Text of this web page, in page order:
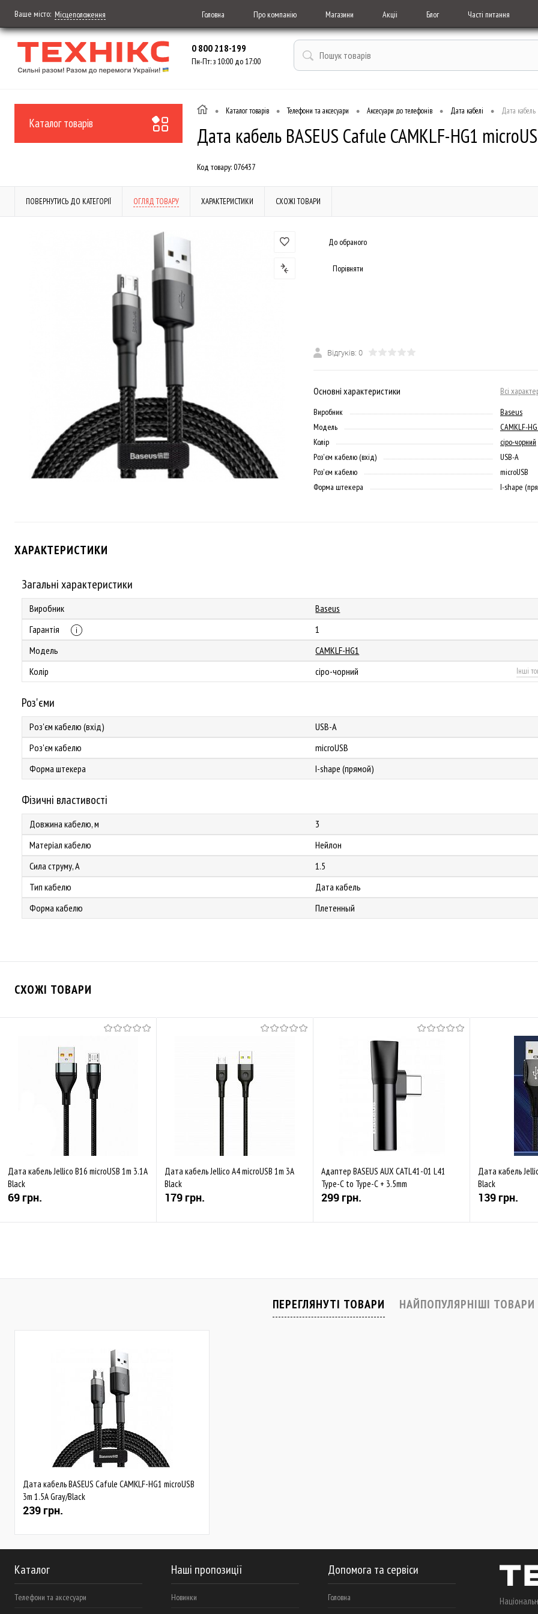
Ваше місто: Місцеположення Головна Про компанію Магазини Акціі Блог Часті питання
0 800 218-199
Пн-Пт: з 10:00 до 17:00
Каталог товарів
• Каталог товарів • Телефони та аксесуари • Аксесуари до телефонів • Дата кабелі • Дата
Дата кабель BASEUS Cafule CAMKLF-HG1
Код товару:076437
ПОВЕРНУТИСЬ ДО КАТЕГОРІЇ ОГЛЯД ТОВАРУ ХАРАКТЕРИСТИКИ СХОЖІ ТОВАРИ
До обраного
Порівняти
Відгуків: 0
Основні характеристики
Всі
Виробник
Baseus
Модель
CAMKLF-
Колір
сіро-чорний
Роз'єм кабелю (вхід)
USB-A
Роз'єм кабелю
microUSB
Форма штекера
I-shape
ХАРАКТЕРИСТИКИ
Загальні характеристики
Виробник
Baseus
Гарантія
1
Модель
CAMKLF-HG1
Колір
сіро-чорний Інші
Роз'єми
Роз'єм кабелю (вхід)
USB-A
Роз'єм кабелю
microUSB
Форма штекера
I-shape (прямой)
Фізичні властивості
Довжина кабелю, м
3
Матеріал кабелю
Нейлон
Сила струму, А
1.5
Тип кабелю
Дата кабель
Форма кабелю
Плетенный
СХОЖІ ТОВАРИ
Дата кабель Jellico B16 microUSB 1m 3.1A
Black
69 грн.
Дата кабель Jellico A4 microUSB 1m 3A
Black
179 грн.
Адаптер BASEUS AUX CATL41-01 L41
Type-C to Type-C + 3.5mm
299 грн.
Дата кабель
Black
139 грн.
ПЕРЕГЛЯНУТІ ТОВАРИ НАЙПОПУЛЯРНІШІ ТОВАРИ
Дата кабель BASEUS Cafule CAMKLF-HG1 microUSB
3m 1.5A Gray/Black
239 грн.
Каталог
Телефони та аксесуари
Наші пропозиції
Новинки
Допомога та сервіси
Головна